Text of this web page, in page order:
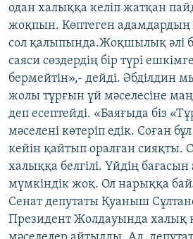
Басқа тілдерде
одан халыққа келіп жатқан
жоқпын. Көптеген
сол қалыпында.Жоқшылық әлі
саяси сөздердің бір түрі
бермейтін»,- дейді. Әбділдин
жолы тұрғын үй мәселесіне
деп есептейді. «Баяғыда біз
мәселені көтеріп едік. Соған
кейін қайтып оралған сияқты.
халыққа белгілі. Үйдің бағасын
мүмкіндік жоқ. Ол нарыққа
Сенат депутаты Қуаныш
Президент Жолдауында халық